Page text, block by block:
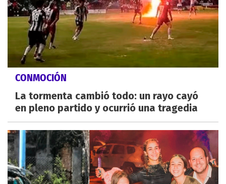
CONMOCIÓN
La tormenta cambió todo: un rayo cayó
en pleno partido y ocurrió una tragedia